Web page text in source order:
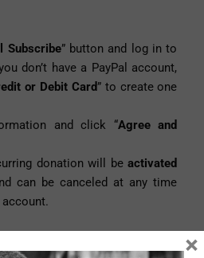
Subscribe” button and log in to
don’t have a PayPal account,
or Debit Card” to create one
and click “Agree and
donation will beactivated
can be canceled at any time
×